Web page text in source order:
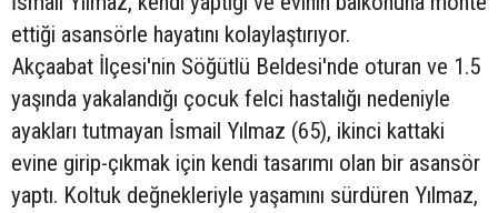
ettiği asansörle hayatını kolaylaştırıyor.
Akçaabat İlçesi'nin Söğütlü Beldesi'nde oturan ve 1.5
yaşında yakalandığı çocuk felci hastalığı nedeniyle
ayakları tutmayan İsmail Yılmaz (65), ikinci kattaki
evine girip-çıkmak için kendi tasarımı olan bir asansör
yaptı. Koltuk değnekleriyle yaşamını sürdüren Yılmaz,